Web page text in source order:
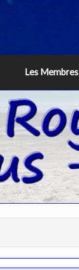
Les Membres